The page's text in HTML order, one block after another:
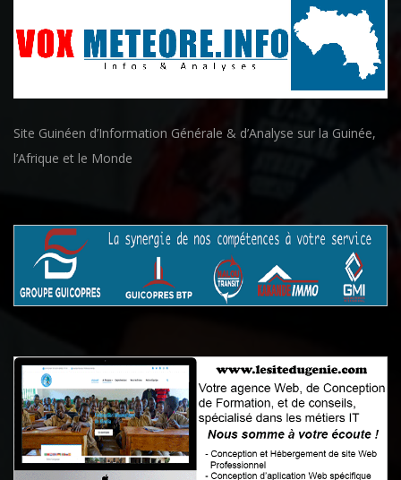
Site Guinéen d’Information Générale & d’Analyse sur la Guinée,
l’Afrique et le Monde